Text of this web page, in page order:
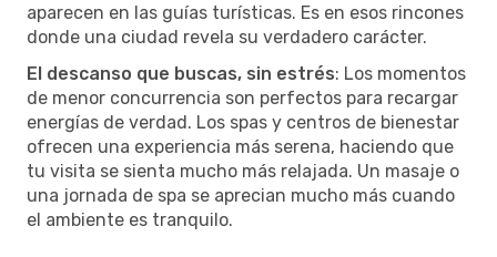
aparecen en las guías turísticas. Es en esos rincones
donde una ciudad revela su verdadero carácter.
El descanso que buscas, sin estrés: Los momentos
de menor concurrencia son perfectos para recargar
energías de verdad. Los spas y centros de bienestar
ofrecen una experiencia más serena, haciendo que
tu visita se sienta mucho más relajada. Un masaje o
una jornada de spa se aprecian mucho más cuando
el ambiente es tranquilo.